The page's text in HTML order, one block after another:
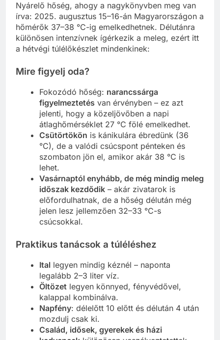
Nyárelő hőség, ahogy a nagykönyvben meg van
írva: 2025. augusztus 15–16-án Magyarországon a
hőmérők 37–38 °C-ig emelkedhetnek. Délutánra
különösen intenzívnek ígérkezik a meleg, ezért itt
a hétvégi túlélőkészlet mindenkinek:
Mire figyelj oda?
Fokozódó hőség: narancssárga
figyelmeztetés van érvényben – ez azt
jelenti, hogy a közeljövőben a napi
átlaghőmérséklet 27 °C fölé emelkedhet.
Csütörtökön is kánikulára ébredünk (36
°C), de a valódi csúcspont pénteken és
szombaton jön el, amikor akár 38 °C is
lehet.
Vasárnaptól enyhább, de még mindig meleg
időszak kezdődik – akár zivatarok is
előfordulhatnak, de a hőség délután még
jelen lesz jellemzően 32–33 °C-s
csúcsokkal.
Praktikus tanácsok a túléléshez
Ital legyen mindig kéznél – naponta
legalább 2–3 liter víz.
Öltözet legyen könnyed, fényvédővel,
kalappal kombinálva.
Napfény: délelőtt 10 előtt és délután 4 után
mozdulj csak ki.
Család, idősek, gyerekek és házi